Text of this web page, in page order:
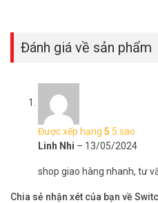
Đánh giá về sản phẩm
Được xếp hạng 5 5 sao
Linh Nhi – 13/05/2024
shop giao hàng nhanh, tư
Chia sẻ nhận xét của bạn về